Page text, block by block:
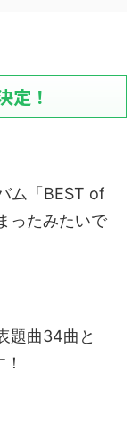
定！
ム「BEST of
ったみたいで
題曲34曲と